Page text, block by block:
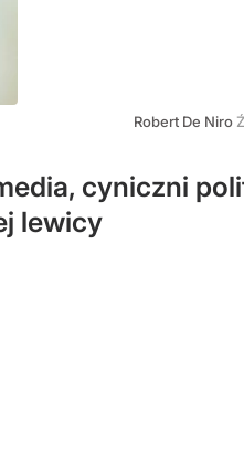
Robert De Niro
cyniczni
lewicy